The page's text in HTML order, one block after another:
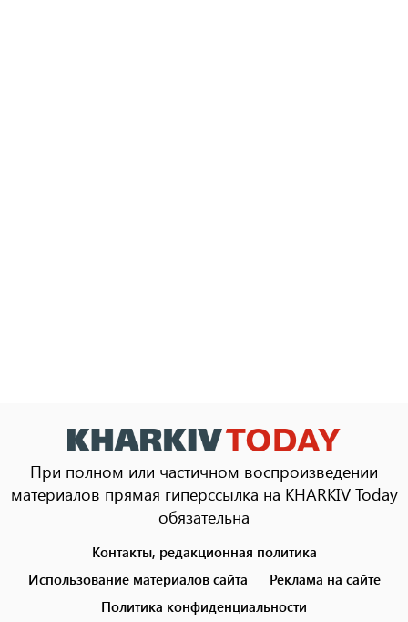
При полном или частичном воспроизведении
материалов прямая гиперссылка на KHARKIV Today
обязательна
menu
Контакты, редакционная политика
Использование материалов сайта
Реклама на сайте
Политика конфиденциальности